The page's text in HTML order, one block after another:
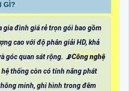
GÌ?
gia đình giá rẻ trọn gói bao gồm
cao với độ phân giải HD, khả
góc quan sát rộng. 📡Công nghệ
hệ thống còn có tính năng phát
minh, ghi hình trong đêm